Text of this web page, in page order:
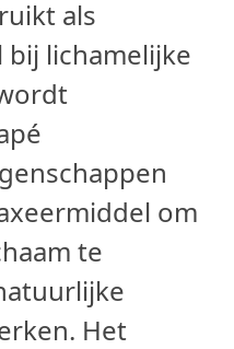
als
lichamelijke
om
te
Het